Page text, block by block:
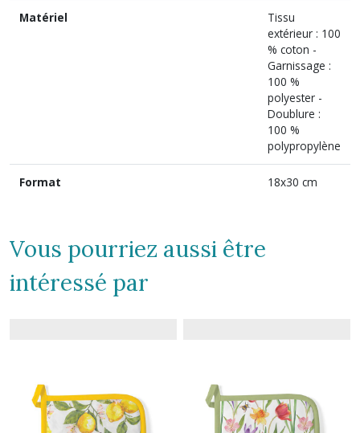
Matériel
Tissu
extérieur : 100
% coton -
Garnissage :
100 %
polyester -
Doublure :
100 %
polypropylène
Format 18x30 cm
Vous pourriez aussi être
intéressé par